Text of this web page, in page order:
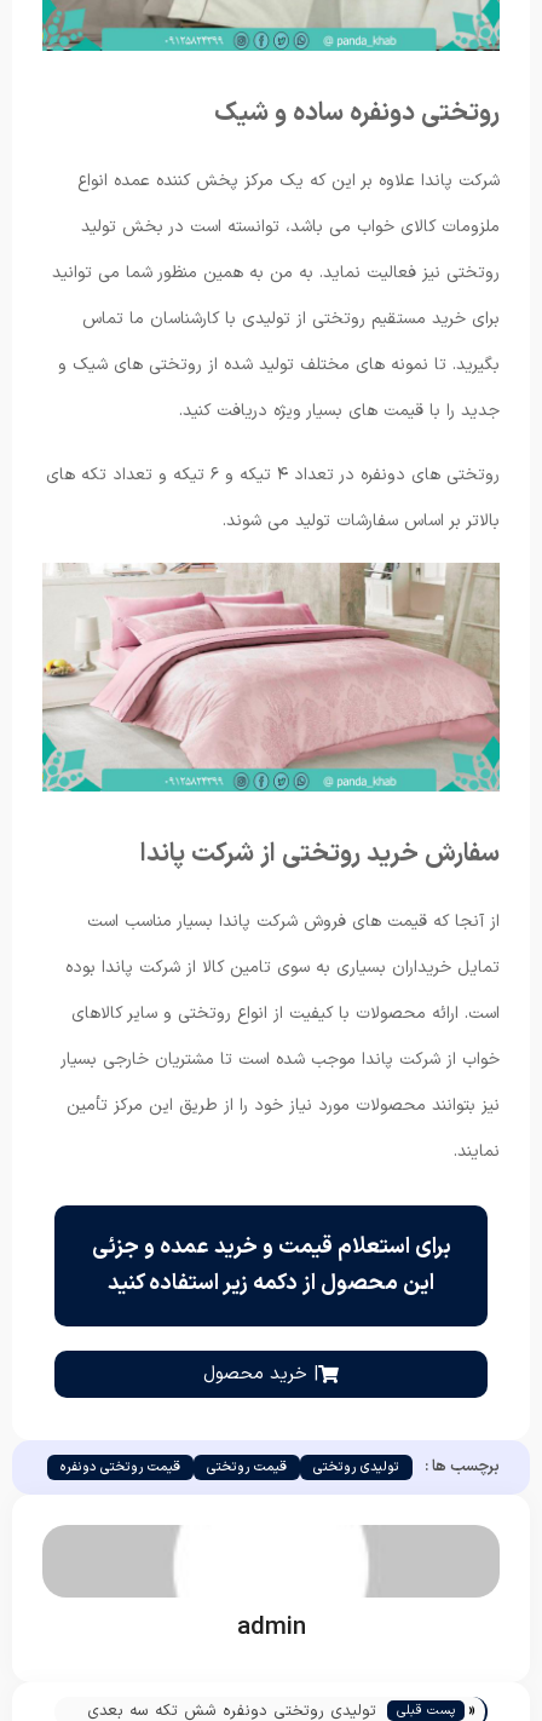
روتختی دونفره ساده و شیک
شرکت پاندا علاوه بر این که یک مرکز پخش کننده عمده انواع
ملزومات کالای خواب می باشد، توانسته است در بخش تولید
روتختی نیز فعالیت نماید. به من به همین منظور شما می توانید
برای خرید مستقیم روتختی از تولیدی با کارشناسان ما تماس
بگیرید. تا نمونه های مختلف تولید شده از روتختی های شیک و
جدید را با قیمت های بسیار ویژه دریافت کنید.
روتختی های دونفره در تعداد ۴ تیکه و ۶ تیکه و تعداد تکه های
بالاتر بر اساس سفارشات تولید می ‌شوند.
سفارش خرید روتختی از شرکت پاندا
از آنجا که قیمت های فروش شرکت پاندا بسیار مناسب است
تمایل خریداران بسیاری به سوی تامین کالا از شرکت پاندا بوده
است. ارائه محصولات با کیفیت از انواع روتختی و سایر کالاهای
خواب از شرکت پاندا موجب شده است تا مشتریان خارجی بسیار
نیز بتوانند محصولات مورد نیاز خود را از طریق این مرکز تأمین
نمایند.
برای استعلام قیمت و خرید عمده و جزئی
این محصول از دکمه زیر استفاده کنید
| خرید محصول
برچسب ها : تولیدی روتختی قیمت روتختی قیمت روتختی دونفره
admin
« پست قبلی تولیدی روتختی دونفره شش تکه سه بعدی